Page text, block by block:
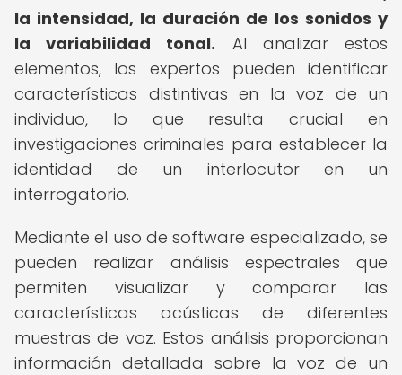
la intensidad, la duración de los sonidos y
la variabilidad tonal. Al analizar estos
elementos, los expertos pueden identificar
características distintivas en la voz de un
individuo, lo que resulta crucial en
investigaciones criminales para establecer la
identidad de un interlocutor en un
interrogatorio.
Mediante el uso de software especializado, se
pueden realizar análisis espectrales que
permiten visualizar y comparar las
características acústicas de diferentes
muestras de voz. Estos análisis proporcionan
información detallada sobre la voz de un